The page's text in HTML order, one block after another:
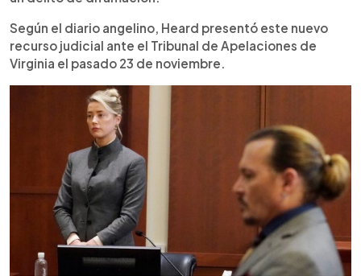
Según el diario angelino, Heard presentó este nuevo
recurso judicial ante el Tribunal de Apelaciones de
Virginia el pasado 23 de noviembre.